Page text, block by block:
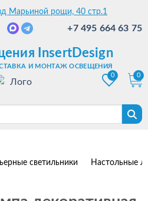
Марьиной рощи, 40 стр.1
+7 495 664 63 75
InsertDesign
И МОНТАЖ ОСВЕЩЕНИЯ
0
0
светильники Настольные